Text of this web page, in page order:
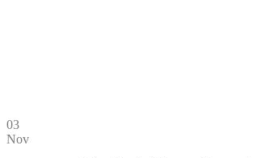
03
Nov